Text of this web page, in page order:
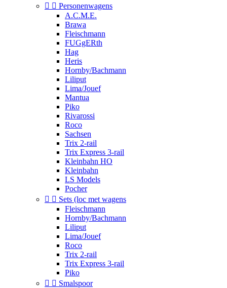
  Personenwagens
A.C.M.E.
Brawa
Fleischmann
FUGgERth
Hag
Heris
Hornby/Bachmann
Liliput
Lima/Jouef
Mantua
Piko
Rivarossi
Roco
Sachsen
Trix 2-rail
Trix Express 3-rail
Kleinbahn HO
Kleinbahn
LS Models
Pocher
  Sets (loc met wagens
Fleischmann
Hornby/Bachmann
Liliput
Lima/Jouef
Roco
Trix 2-rail
Trix Express 3-rail
Piko
  Smalspoor